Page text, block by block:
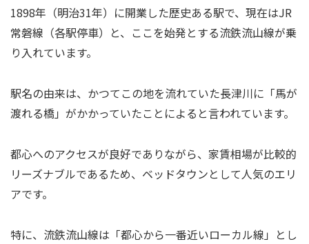
1898年（明治31年）に開業した歴史ある駅で、現在はJR
常磐線（各駅停車）と、ここを始発とする流鉄流山線が乗
り入れています。
駅名の由来は、かつてこの地を流れていた長津川に「馬が
渡れる橋」がかかっていたことによると言われています。
都心へのアクセスが良好でありながら、家賃相場が比較的
リーズナブルであるため、ベッドタウンとして人気のエリ
アです。
特に、流鉄流山線は「都心から一番近いローカル線」とし